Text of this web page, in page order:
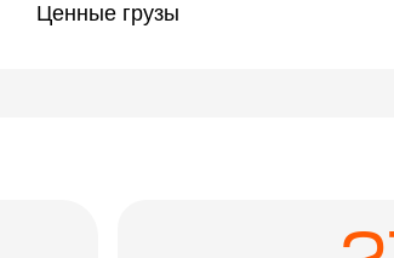
Ценные грузы